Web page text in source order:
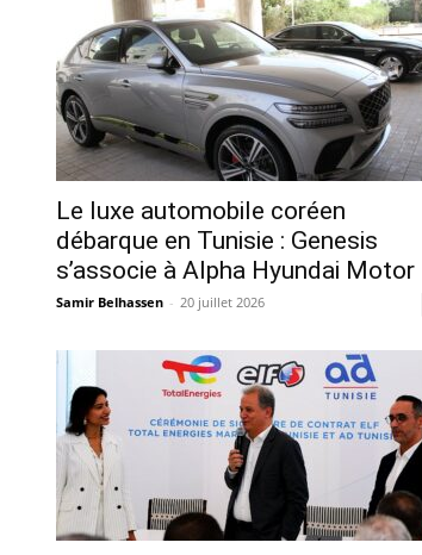
Le luxe automobile coréen
débarque en Tunisie : Genesis
s’associe à Alpha Hyundai Motor
Samir Belhassen - 20 juillet 2026